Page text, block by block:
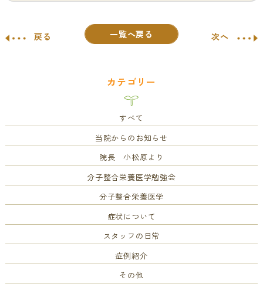
戻る 一覧へ戻る 次へ
カテゴリー
すべて
当院からのお知らせ
院長 小松原より
分子整合栄養医学勉強会
分子整合栄養医学
症状について
スタッフの日常
症例紹介
その他